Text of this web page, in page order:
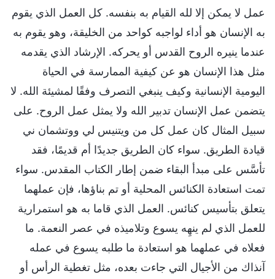
عمل لا يمكن إلا لله القيام به بنفسه. كل العمل الذي يقوم
به الإنسان هو أداء لواجبه كواحد من الخليقة، وهو يقوم به
عندما ينيره الروح القدس أو يحركه. الإرشاد الذي يقدمه
مثل هذا الإنسان هو عن كيفية الممارسة في الحياة
اليومية الإنسانية وكيف ينبغي التصرف وفقًا لمشيئة الله. لا
يتضمن عمل الإنسان تدبير الله ولا يمثل عمل الروح. على
سبيل المثال كان عمل كل من ويتنيس لي ووتشمان ني
قيادة الطريق. سواء كان الطريق جديدًا أم قديمًا، فقد
تأسَّس على مبدأ البقاء ضمن إطار الكتاب المقدس. سواء
تمت استعادة الكنائس المحلية أو تم بناؤها، فإن عملهما
يتعلق بتأسيس كنائس. العمل الذي قاما به هو استمرارية
للعمل الذي لم ينهِه يسوع وتلاميذه في عصر النعمة. ما
فعلاه في عملهما هو استعادة ما طلبه يسوع في عمله
آنذاك من الأجيال التي جاءت بعده، مثل تغطية الرأس أو